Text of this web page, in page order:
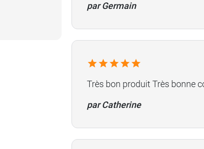
par Germain
Très bon produit Très bonne
par Catherine